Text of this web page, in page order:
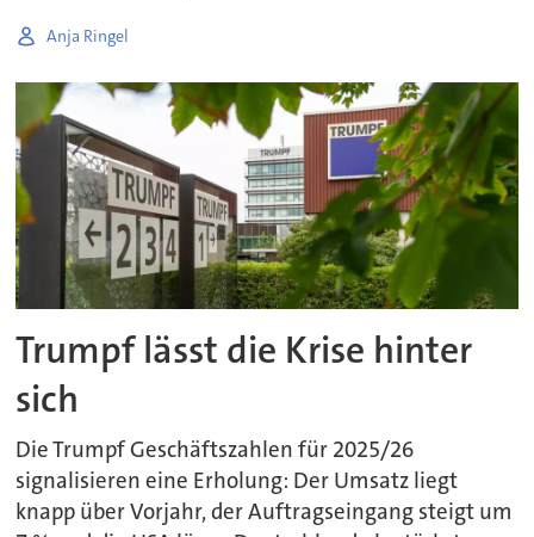
Anja Ringel
Trumpf lässt die Krise hinter
sich
Die Trumpf Geschäftszahlen für 2025/26
signalisieren eine Erholung: Der Umsatz liegt
knapp über Vorjahr, der Auftragseingang steigt um